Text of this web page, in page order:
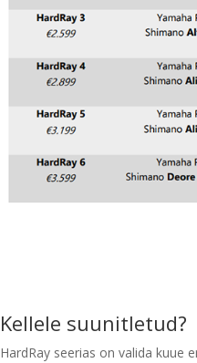
Kellele suunitletud?
HardRay seerias on valida kuue